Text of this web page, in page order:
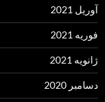
آوریل 2021
فوریه 2021
ژانویه 2021
دسامبر 2020